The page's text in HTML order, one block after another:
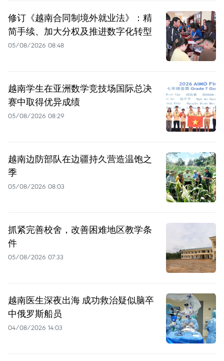
修订《越南合同制境外就业法》：精
简手续、加大分权及推进数字化转型
05/08/2026 08:48
越南学生在亚洲数学竞技场国际总决
赛中取得优异成绩
05/08/2026 08:29
越南边防部队在边疆持久营造温饱之
季
05/08/2026 08:03
抓紧完善校舍，改善困难地区教学条
件
05/08/2026 07:33
越南医生深夜出海 成功救治疑似脑卒
中俄罗斯船员
04/08/2026 14:03